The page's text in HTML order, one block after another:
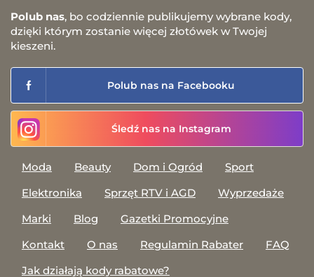
Polub nas, bo codziennie publikujemy wybrane kody,
dzięki którym zostanie więcej złotówek w Twojej
kieszeni.
Polub nas na Facebooku
Śledź nas na Instagram
Moda Beauty Dom i Ogród
Sport
Elektronika
Sprzęt RTV i AGD
Wyprzedaże
Marki
Blog
Gazetki Promocyjne
Kontakt
O nas Regulamin Rabater
FAQ
Jak działają kody rabatowe?